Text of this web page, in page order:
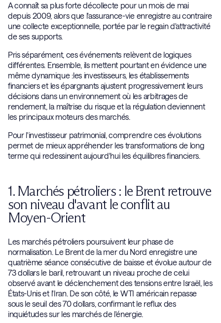
A connaît sa plus forte décollecte pour un mois de mai
depuis 2009, alors que l'assurance-vie enregistre au contraire
une collecte exceptionnelle, portée par le regain d'attractivité
de ses supports.
Pris séparément, ces événements relèvent de logiques
différentes. Ensemble, ils mettent pourtant en évidence une
même dynamique :les investisseurs, les établissements
financiers et les épargnants ajustent progressivement leurs
décisions dans un environnement où les arbitrages de
rendement, la maîtrise du risque et la régulation deviennent
les principaux moteurs des marchés.
Pour l'investisseur patrimonial, comprendre ces évolutions
permet de mieux appréhender les transformations de long
terme qui redessinent aujourd'hui les équilibres financiers.
1. Marchés pétroliers : le Brent retrouve
son niveau d'avant le conflit au
Moyen-Orient
Les marchés pétroliers poursuivent leur phase de
normalisation. Le Brent de la mer du Nord enregistre une
quatrième séance consécutive de baisse et évolue autour de
73 dollars le baril, retrouvant un niveau proche de celui
observé avant le déclenchement des tensions entre Israël, les
États-Unis et l'Iran. De son côté, le WTI américain repasse
sous le seuil des 70 dollars, confirmant le reflux des
inquiétudes sur les marchés de l'énergie.